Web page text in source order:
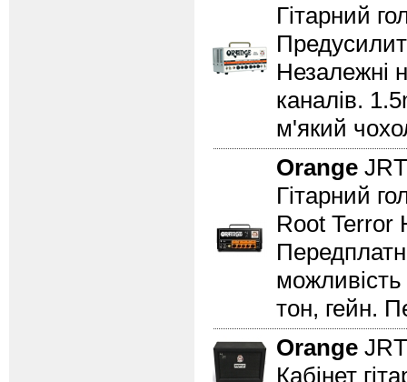
Гітарний
Незалежні
каналів.
м'який
Orange
Гітарний
Root Terror
тон, гейн.
Orange
Кабінет